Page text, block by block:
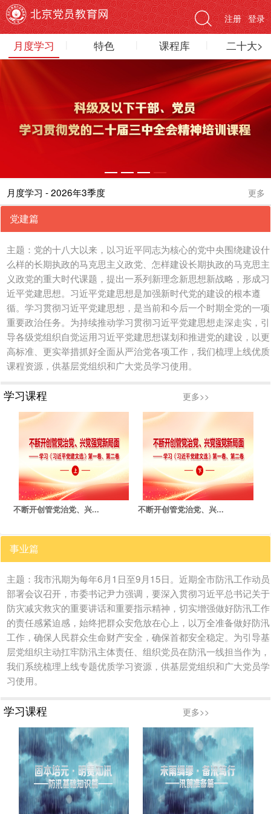
登录
注册
月度学习 特色 课程库 二十大>
月度学习 - 2026年3季度 更多
党建篇
主题：党的十八大以来，以习近平同志为核心的党中央围绕建设什
么样的长期执政的马克思主义政党、怎样建设长期执政的马克思主
义政党的重大时代课题，提出一系列新理念新思想新战略，形成习
近平党建思想。习近平党建思想是加强新时代党的建设的根本遵
循。学习贯彻习近平党建思想，是当前和今后一个时期全党的一项
重要政治任务。为持续推动学习贯彻习近平党建思想走深走实，引
导各级党组织自觉运用习近平党建思想谋划和推进党的建设，以更
高标准、更实举措抓好全面从严治党各项工作，我们梳理上线优质
课程资源，供基层党组织和广大党员学习使用。
学习课程 更多>>
不断开创管党治党、兴... 不断开创管党治党、兴...
事业篇
主题：我市汛期为每年6月1日至9月15日。近期全市防汛工作动员
部署会议召开，市委书记尹力强调，要深入贯彻习近平总书记关于
防灾减灾救灾的重要讲话和重要指示精神，切实增强做好防汛工作
的责任感紧迫感，始终把群众安危放在心上，以万全准备做好防汛
工作，确保人民群众生命财产安全，确保首都安全稳定。为引导基
层党组织主动扛牢防汛主体责任、组织党员在防汛一线担当作为，
我们系统梳理上线专题优质学习资源，供基层党组织和广大党员学
习使用。
学习课程 更多>>